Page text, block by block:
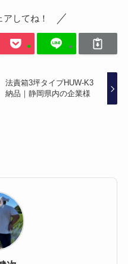
してね！
法責箱3坪タイプHUW-K3
納品｜静岡県内の企業様